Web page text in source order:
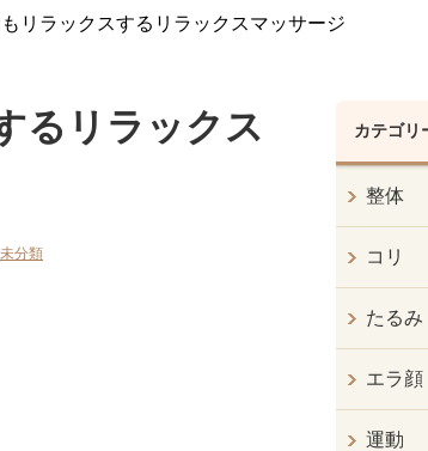
リラックスするリラックスマッサージ
るリラックス
未分類
カテゴリ
整体
コリ
たるみ
エラ顔
運動